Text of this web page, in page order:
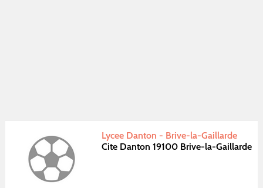
Lycee Danton - Brive-la-Gaillarde
Cite Danton 19100 Brive-la-Gaillarde